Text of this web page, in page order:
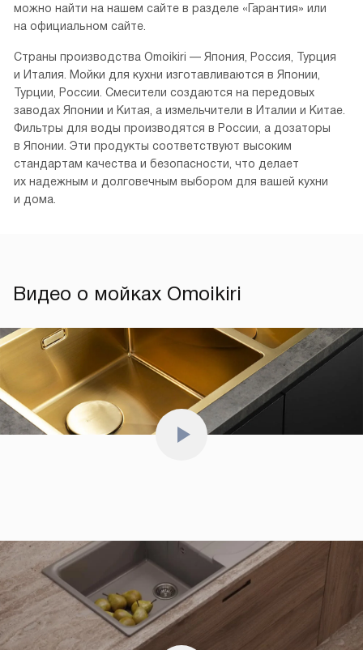
можно найти на нашем сайте в разделе «Гарантия» или
на официальном сайте.
Страны производства Omoikiri — Япония, Россия, Турция
и Италия. Мойки для кухни изготавливаются в Японии,
Турции, России. Смесители создаются на передовых
заводах Японии и Китая, а измельчители в Италии и Китае.
Фильтры для воды производятся в России, а дозаторы
в Японии. Эти продукты соответствуют высоким
стандартам качества и безопасности, что делает
их надежным и долговечным выбором для вашей кухни
и дома.
Видео о мойках Omoikiri